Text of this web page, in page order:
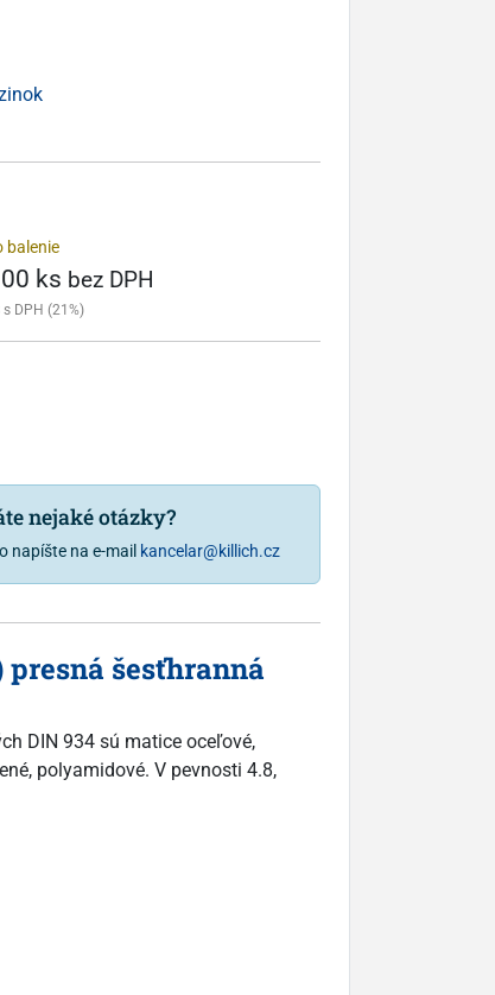
balenie
ks bez DPH
s DPH (21%)
nejaké otázky?
napíšte na e-mail kancelar@killich.cz
šesťhranná
DIN 934 sú matice oceľové,
polyamidové. V pevnosti 4.8,